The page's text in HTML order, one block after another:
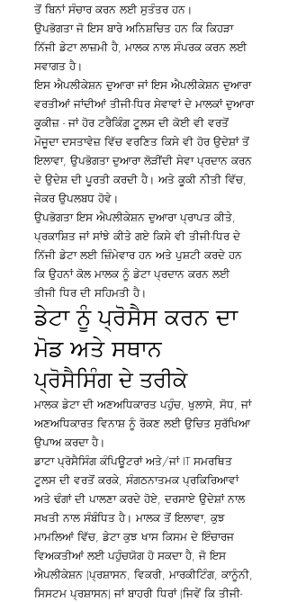
ਤੋਂ ਬਿਨਾਂ ਸੰਚਾਰ ਕਰਨ ਲਈ ਸੁਤੰਤਰ ਹਨ।
ਉਪਭੋਗਤਾ ਜੋ ਇਸ ਬਾਰੇ ਅਨਿਸ਼ਚਿਤ ਹਨ ਕਿ ਕਿਹੜਾ
ਨਿੱਜੀ ਡੇਟਾ ਲਾਜ਼ਮੀ ਹੈ, ਮਾਲਕ ਨਾਲ ਸੰਪਰਕ ਕਰਨ ਲਈ
ਸਵਾਗਤ ਹੈ।
ਇਸ ਐਪਲੀਕੇਸ਼ਨ ਦੁਆਰਾ ਜਾਂ ਇਸ ਐਪਲੀਕੇਸ਼ਨ ਦੁਆਰਾ
ਵਰਤੀਆਂ ਜਾਂਦੀਆਂ ਤੀਜੀ-ਧਿਰ ਸੇਵਾਵਾਂ ਦੇ ਮਾਲਕਾਂ ਦੁਆਰਾ
ਕੂਕੀਜ਼ - ਜਾਂ ਹੋਰ ਟਰੈਕਿੰਗ ਟੂਲਸ ਦੀ ਕੋਈ ਵੀ ਵਰਤੋਂ
ਮੌਜੂਦਾ ਦਸਤਾਵੇਜ਼ ਵਿੱਚ ਵਰਣਿਤ ਕਿਸੇ ਵੀ ਹੋਰ ਉਦੇਸ਼ਾਂ ਤੋਂ
ਇਲਾਵਾ, ਉਪਭੋਗਤਾ ਦੁਆਰਾ ਲੋੜੀਂਦੀ ਸੇਵਾ ਪ੍ਰਦਾਨ ਕਰਨ
ਦੇ ਉਦੇਸ਼ ਦੀ ਪੂਰਤੀ ਕਰਦੀ ਹੈ। ਅਤੇ ਕੂਕੀ ਨੀਤੀ ਵਿੱਚ,
ਜੇਕਰ ਉਪਲਬਧ ਹੋਵੇ।
ਉਪਭੋਗਤਾ ਇਸ ਐਪਲੀਕੇਸ਼ਨ ਦੁਆਰਾ ਪ੍ਰਾਪਤ ਕੀਤੇ,
ਪ੍ਰਕਾਸ਼ਿਤ ਜਾਂ ਸਾਂਝੇ ਕੀਤੇ ਗਏ ਕਿਸੇ ਵੀ ਤੀਜੀ-ਧਿਰ ਦੇ
ਨਿੱਜੀ ਡੇਟਾ ਲਈ ਜ਼ਿੰਮੇਵਾਰ ਹਨ ਅਤੇ ਪੁਸ਼ਟੀ ਕਰਦੇ ਹਨ
ਕਿ ਉਹਨਾਂ ਕੋਲ ਮਾਲਕ ਨੂੰ ਡੇਟਾ ਪ੍ਰਦਾਨ ਕਰਨ ਲਈ
ਤੀਜੀ ਧਿਰ ਦੀ ਸਹਿਮਤੀ ਹੈ।
ਡੇਟਾ ਨੂੰ ਪ੍ਰੋਸੈਸ ਕਰਨ ਦਾ
ਮੋਡ ਅਤੇ ਸਥਾਨ
ਪ੍ਰੋਸੈਸਿੰਗ ਦੇ ਤਰੀਕੇ
ਮਾਲਕ ਡੇਟਾ ਦੀ ਅਣਅਧਿਕਾਰਤ ਪਹੁੰਚ, ਖੁਲਾਸੇ, ਸੋਧ, ਜਾਂ
ਅਣਅਧਿਕਾਰਤ ਵਿਨਾਸ਼ ਨੂੰ ਰੋਕਣ ਲਈ ਉਚਿਤ ਸੁਰੱਖਿਆ
ਉਪਾਅ ਕਰਦਾ ਹੈ।
ਡਾਟਾ ਪ੍ਰੋਸੈਸਿੰਗ ਕੰਪਿਊਟਰਾਂ ਅਤੇ/ਜਾਂ IT ਸਮਰਥਿਤ
ਟੂਲਸ ਦੀ ਵਰਤੋਂ ਕਰਕੇ, ਸੰਗਠਨਾਤਮਕ ਪ੍ਰਕਿਰਿਆਵਾਂ
ਅਤੇ ਢੰਗਾਂ ਦੀ ਪਾਲਣਾ ਕਰਦੇ ਹੋਏ, ਦਰਸਾਏ ਉਦੇਸ਼ਾਂ ਨਾਲ
ਸਖਤੀ ਨਾਲ ਸੰਬੰਧਿਤ ਹੈ। ਮਾਲਕ ਤੋਂ ਇਲਾਵਾ, ਕੁਝ
ਮਾਮਲਿਆਂ ਵਿੱਚ, ਡੇਟਾ ਕੁਝ ਖਾਸ ਕਿਸਮ ਦੇ ਇੰਚਾਰਜ
ਵਿਅਕਤੀਆਂ ਲਈ ਪਹੁੰਚਯੋਗ ਹੋ ਸਕਦਾ ਹੈ, ਜੋ ਇਸ
ਐਪਲੀਕੇਸ਼ਨ (ਪ੍ਰਸ਼ਾਸਨ, ਵਿਕਰੀ, ਮਾਰਕੀਟਿੰਗ, ਕਾਨੂੰਨੀ,
ਸਿਸਟਮ ਪ੍ਰਸ਼ਾਸਨ) ਜਾਂ ਬਾਹਰੀ ਧਿਰਾਂ (ਜਿਵੇਂ ਕਿ ਤੀਜੀ-